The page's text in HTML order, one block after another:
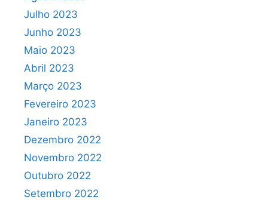
Julho 2023
Junho 2023
Maio 2023
Abril 2023
Março 2023
Fevereiro 2023
Janeiro 2023
Dezembro 2022
Novembro 2022
Outubro 2022
Setembro 2022